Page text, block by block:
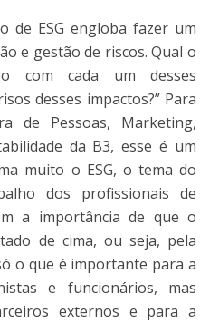
de ESG engloba fazer um
e gestão de riscos. Qual o
com cada um desses
desses impactos?” Para
de Pessoas, Marketing,
da B3, esse é um
muito o ESG, o tema do
dos profissionais de
a importância de que o
de cima, ou seja, pela
o que é importante para a
e funcionários, mas
externos e para a